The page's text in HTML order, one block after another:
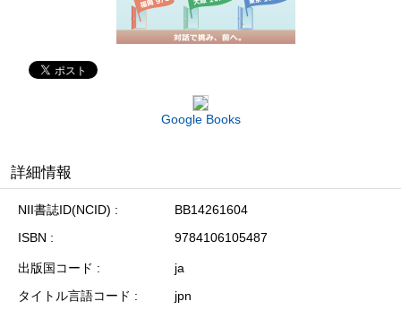
Google Books
詳細情報
NII書誌ID(NCID)
BB14261604
ISBN
9784106105487
出版国コード
ja
タイトル言語コード
jpn